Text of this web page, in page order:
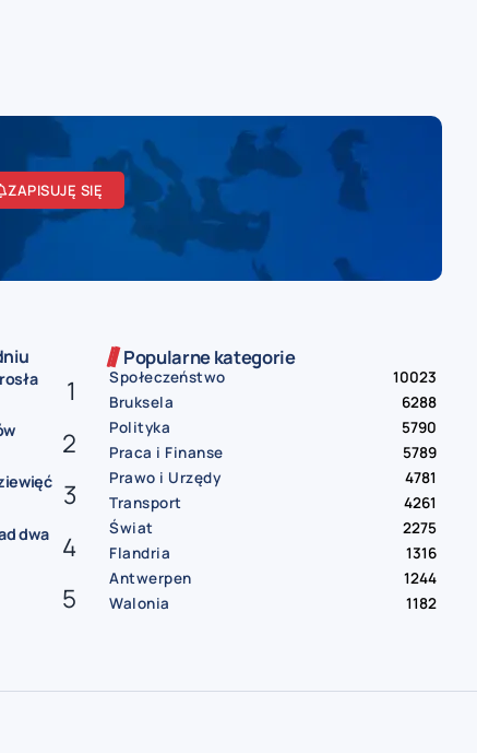
ZAPISUJĘ SIĘ
dwa
Popularne kategorie
Społeczeństwo
10023
Bruksela
6288
Polityka
5790
Praca i Finanse
5789
Prawo i Urzędy
4781
Transport
4261
Świat
2275
Flandria
1316
Antwerpen
1244
Walonia
1182